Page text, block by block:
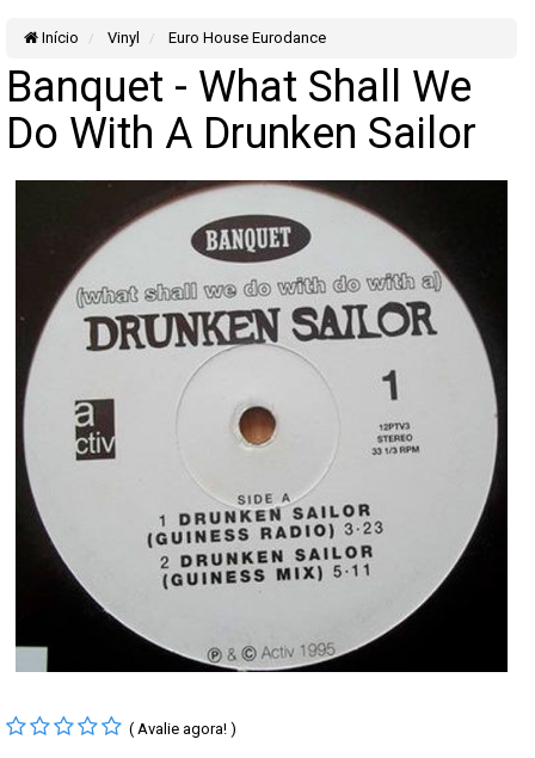
Início Vinyl Euro House Eurodance
Banquet - What Shall We
Do With A Drunken Sailor
( Avalie agora! )